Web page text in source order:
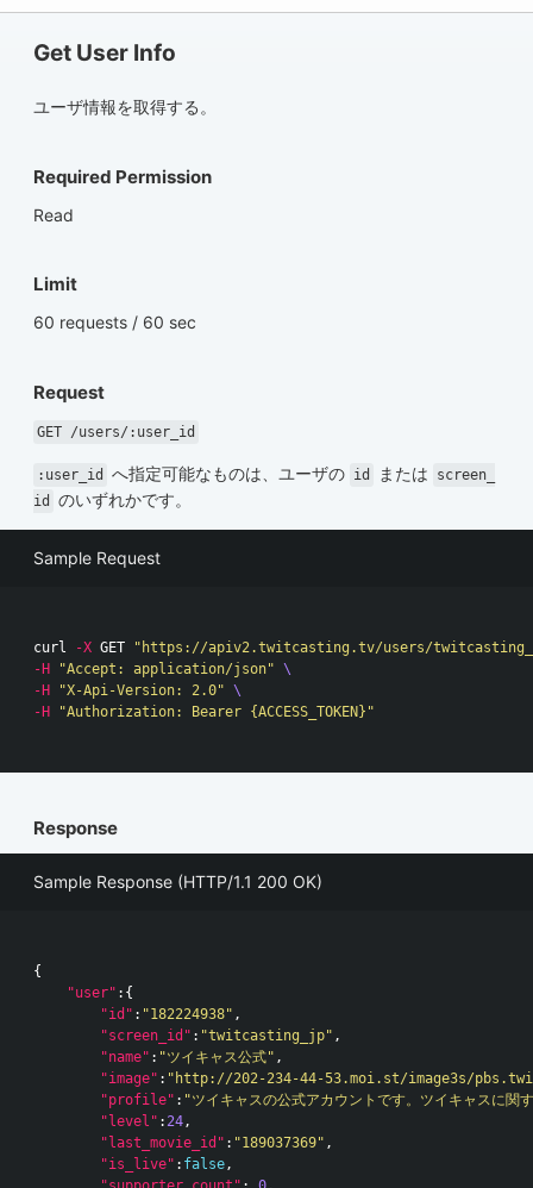
Get User Info
ユーザ情報を取得する。
Required Permission
Read
Limit
60 requests / 60 sec
Request
GET /users/:user_id
:user_id へ指定可能なものは、ユーザの id または
screen_
id
のいずれかです。
Sample Request
curl -X GET
"https://apiv2.twitcasting.tv/users/
-H
"Accept: application/json" \
-H
"X-Api-Version: 2.0" \
-H
"Authorization: Bearer {ACCESS_TOKEN}"
Response
Sample Response (HTTP/1.1 200 OK)
{
"user" :{
"id" : "182224938" ,
"screen_id" : "twitcasting_jp" ,
"name" : "ツイキャス公式" ,
"image" : "http://202-234-44-53.moi.st/image3s/
"profile" : "ツイキャスの公式アカウントです。ツイキャス
"level" :24,
"last_movie_id" : "189037369" ,
"is_live" : false,